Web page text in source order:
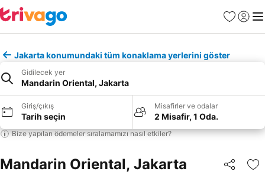
Favoriler
Giriş
Jakarta konumundaki tüm konaklama yerlerini göster
Gidilecek yer
Mandarin Oriental, Jakarta
Giriş/çıkış
Tarih seçin
Misafirler ve odalar
2 Misafir, 1 Oda.
Bize yapılan ödemeler sıralamamızı nasıl etkiler?
Mandarin Oriental, Jakarta Paylaş